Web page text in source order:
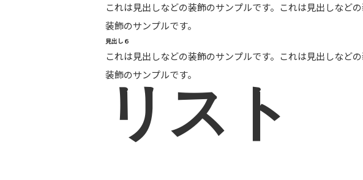
これは見出しなどの装飾のサンプルです。これは見出しなど
装飾のサンプルです。
見出し６
これは見出しなどの装飾のサンプルです。これは見出しなど
装飾のサンプルです。
リスト